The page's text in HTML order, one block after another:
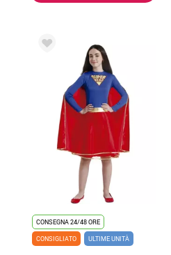
CONSEGNA 24/48 ORE
CONSIGLIATO
ULTIME UNITÀ